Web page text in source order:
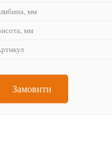
мм
мм
Замовити